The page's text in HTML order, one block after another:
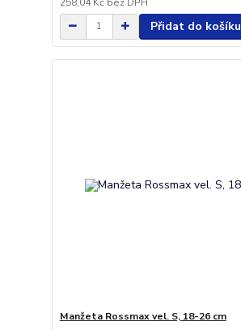
Přidat do košíku
Manžeta Rossmax vel. S, 18-26 cm